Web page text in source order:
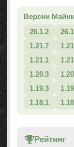
Версии
26.1.2
26.1
1.21.7
1.21.1
1.21
1.20.3
1.19.3
1.18.1
1.18
Рейтинг